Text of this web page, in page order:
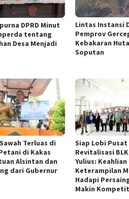
DPRD Minut
tentang
Desa Menjadi
Lintas Instansi
Pemprov
Kebakaran
Soputan
Terluas di
di Kakas
Alsintan dan
dari Gubernur
Siap Lobi
Revitalisasi
Yulius: Keahlian
Keterampilan
Hadapi
Makin